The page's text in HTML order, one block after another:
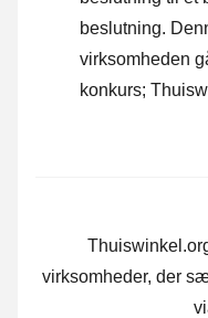
beslutning.
virksomheden
konkurs;
virksomheder, der